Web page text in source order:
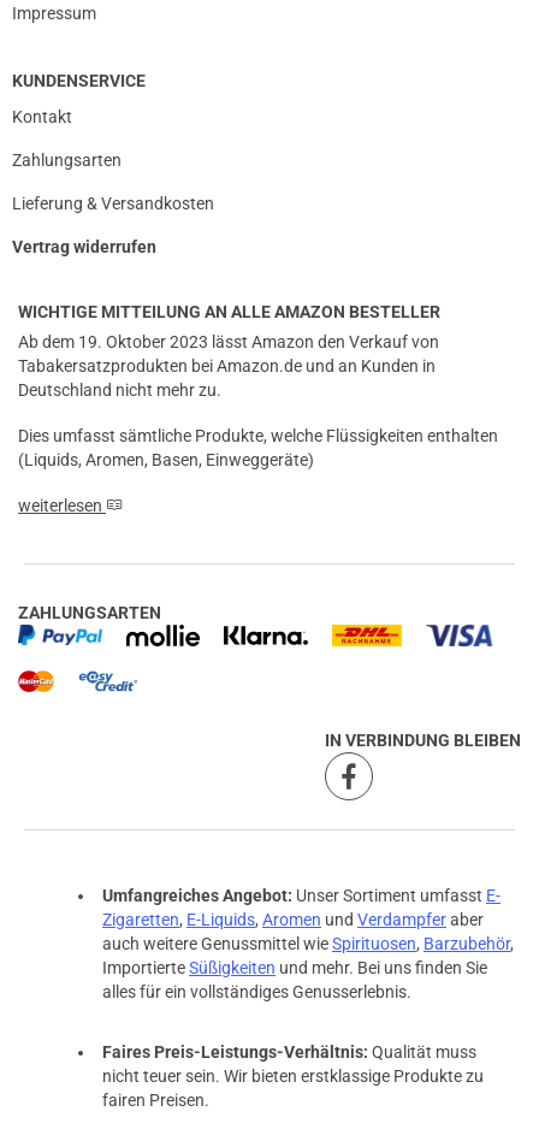
Impressum
KUNDENSERVICE
Kontakt
Zahlungsarten
Lieferung & Versandkosten
Vertrag widerrufen
WICHTIGE MITTEILUNG AN ALLE AMAZON BESTELLER
Ab dem 19. Oktober 2023 lässt Amazon den Verkauf von
Tabakersatzprodukten bei Amazon.de und an Kunden in
Deutschland nicht mehr zu.
Dies umfasst sämtliche Produkte, welche Flüssigkeiten enthalten
(Liquids, Aromen, Basen, Einweggeräte)
weiterlesen
ZAHLUNGSARTEN
IN VERBINDUNG BLEIBEN
Umfangreiches Angebot: Unser Sortiment umfasst E-
Zigaretten, E-Liquids, Aromen und Verdampferaber
auch weitere Genussmittel wieSpirituosen, Barzubehör,
ImportierteSüßigkeiten und mehr. Bei uns finden Sie
alles für ein vollständiges Genusserlebnis.
Faires Preis-Leistungs-Verhältnis: Qualität muss
nicht teuer sein. Wir bieten erstklassige Produkte zu
fairen Preisen.